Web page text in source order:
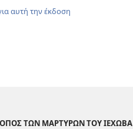
αυτή την έκδοση
ΤΩΝ ΜΑΡΤΥΡΩΝ ΤΟΥ ΙΕΧΩΒΑ